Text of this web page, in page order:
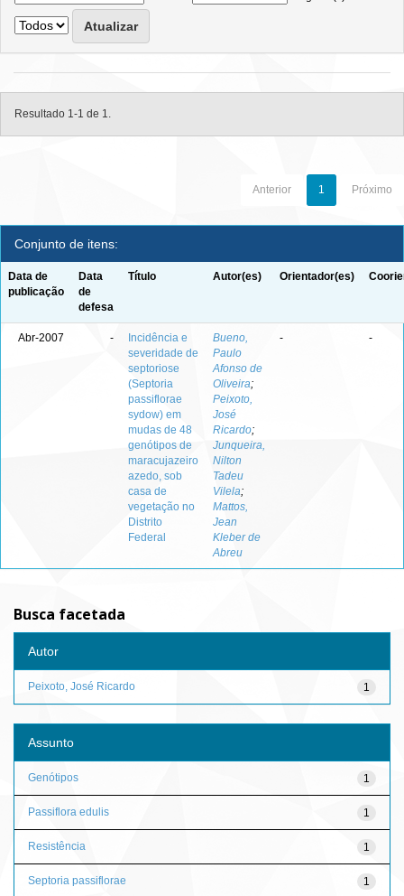
Resultado 1-1 de 1.
Anterior 1 Próximo
Conjunto de itens:
Data de
publicação
Data
de
defesa
Título Autor(es) Orientador(es)
Abr-2007 -
Incidência e
severidade de
septoriose
(Septoria
passiflorae
sydow) em
mudas de 48
genótipos de
maracujazeiro
azedo, sob
casa de
vegetação no
Distrito
Federal
Bueno,
Paulo
Afonso de
Oliveira;
Peixoto,
José
Ricardo;
Junqueira,
Nilton
Tadeu
Vilela;
Mattos,
Jean
Kleber de
Abreu
- -
Busca facetada
Autor
1
Peixoto, José Ricardo
Assunto
1
Genótipos
1
Passiflora edulis
1
Resistência
1
Septoria passiflorae